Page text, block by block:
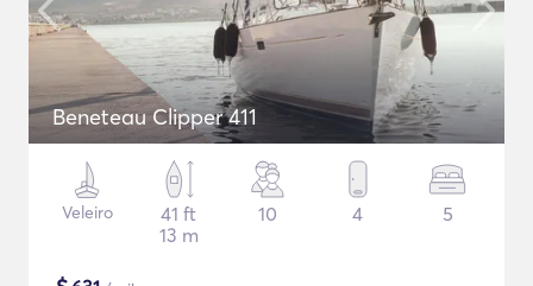
Beneteau Clipper 411
Veleiro
41 ft
13 m
10 4 5